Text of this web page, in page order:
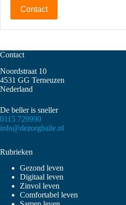
Contact
Contact
Noordstraat 10
4531 GG Terneuzen
Nederland
De beller is sneller
0115 729990
info@dezorgbalie.nl
Rubrieken
Gezond leven
Digitaal leven
Zinvol leven
Comfortabel leven